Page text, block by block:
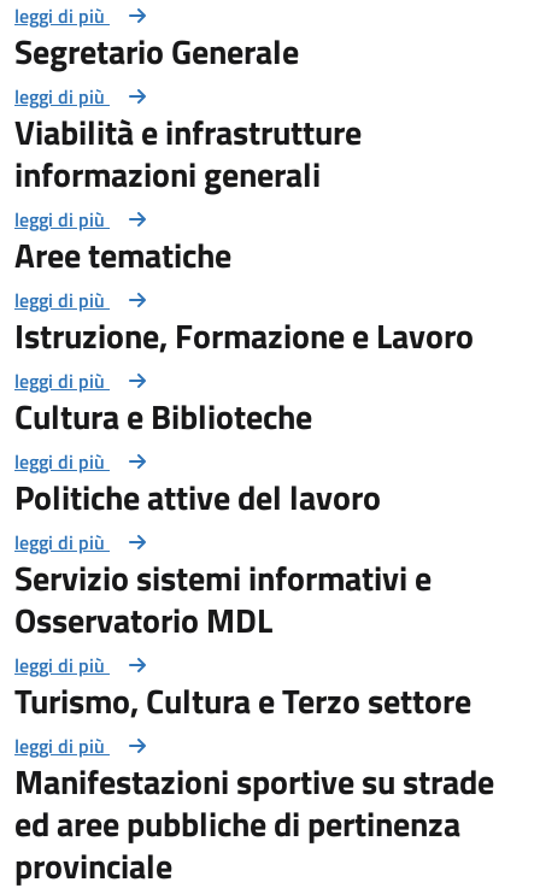
leggi di più
Segretario Generale
leggi di più
Viabilità e infrastrutture
informazioni generali
leggi di più
Aree tematiche
leggi di più
Istruzione, Formazione e Lavoro
leggi di più
Cultura e Biblioteche
leggi di più
Politiche attive del lavoro
leggi di più
Servizio sistemi informativi e
Osservatorio MDL
leggi di più
Turismo, Cultura e Terzo settore
leggi di più
Manifestazioni sportive su strade
ed aree pubbliche di pertinenza
provinciale